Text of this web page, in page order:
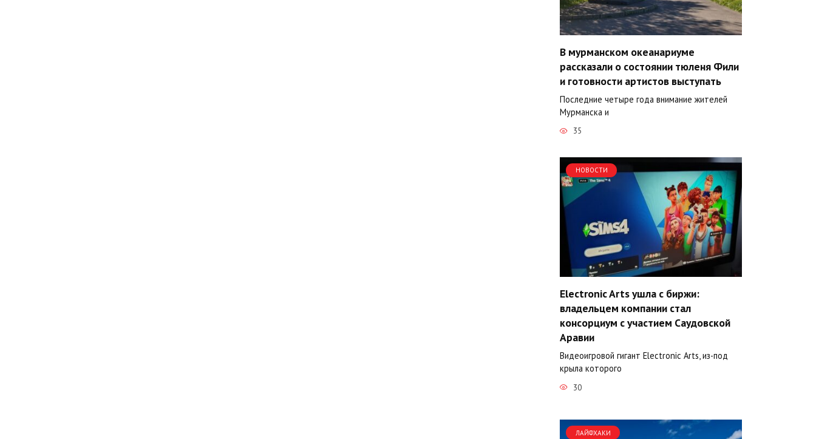
В мурманском океанариуме
рассказали о состоянии тюленя Фили
и готовности артистов выступать
Последние четыре года внимание жителей
Мурманска и
35
НОВОСТИ
Electronic Arts ушла с биржи:
владельцем компании стал
консорциум с участием Саудовской
Аравии
Видеоигровой гигант Electronic Arts, из-под
крыла которого
30
ЛАЙФХАКИ